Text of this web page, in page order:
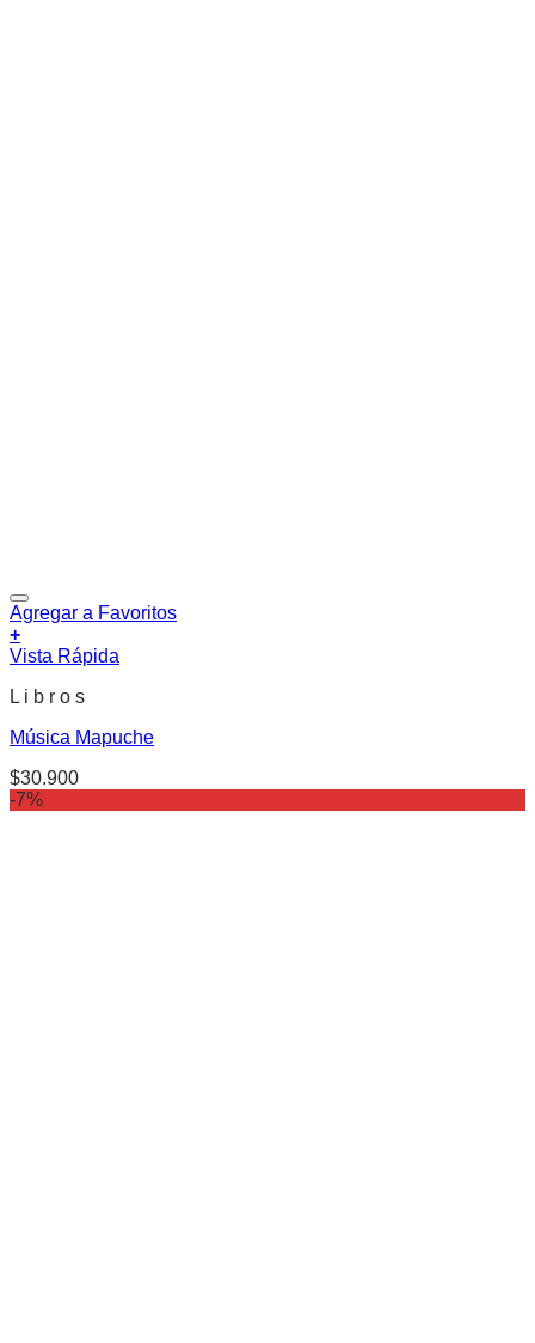
Agregar a Favoritos
+
Vista Rápida
L i b r o s
Música Mapuche
$30.900
-7%